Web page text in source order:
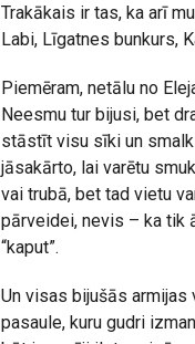
Trakākais ir tas, ka arī
Labi, Līgatnes bunkurs,
Piemēram, netālu no
Neesmu tur bijusi, bet
stāstīt visu sīki un
jāsakārto, lai varētu
vai trubā, bet tad vietu
pārveidei, nevis – ka tik
“kaput”.
Un visas bijušās
pasaule, kuru gudri